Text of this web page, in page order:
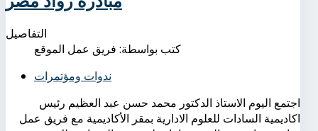
التفاصيل
كتب بواسطة: فريق عمل الموقع
ندوات ومؤتمرات
اجتمع اليوم الاستاذ الدكتور محمد حسن عبد العظيم رئيس
اكاديمية السادات للعلوم الادارية بمقر الأكاديمية مع فريق عمل